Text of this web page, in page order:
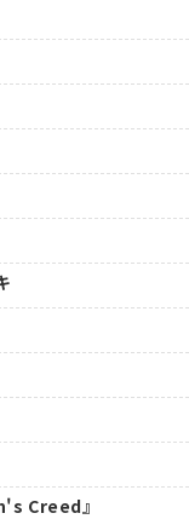
Creed』